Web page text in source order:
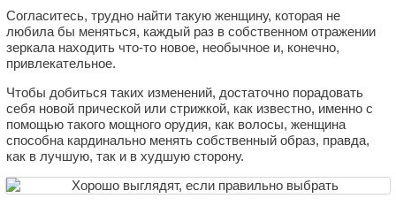
Согласитесь, трудно найти такую женщину, которая не
любила бы меняться, каждый раз в собственном отражении
зеркала находить что-то новое, необычное и, конечно,
привлекательное.
Чтобы добиться таких изменений, достаточно порадовать
себя новой прической или стрижкой, как известно, именно с
помощью такого мощного орудия, как волосы, женщина
способна кардинально менять собственный образ, правда,
как в лучшую, так и в худшую сторону.